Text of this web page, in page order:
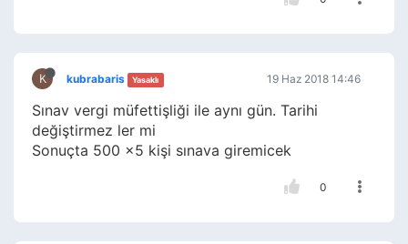
K kubrabaris Yasaklı 19 Haz 2018 14:46
Sınav vergi müfettişliği ile aynı gün. Tarihi
değiştirmez ler mi
Sonuçta 500 x5 kişi sınava giremicek
0